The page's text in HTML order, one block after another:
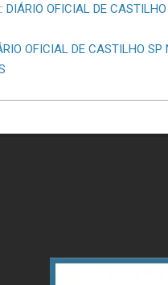
DIÁRIO OFICIAL DE
OFICIAL DE CASTILHO SP